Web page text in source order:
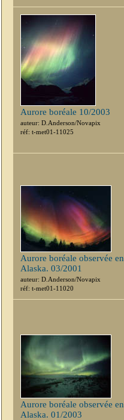
Aurore boréale 10/2003
auteur: D.Anderson/Novapix
réf: t-met01-11025
Aurore boréale observée en
Alaska. 03/2001
auteur: D.Anderson/Novapix
réf: t-met01-11020
Aurore boréale observée en
Alaska. 01/2003